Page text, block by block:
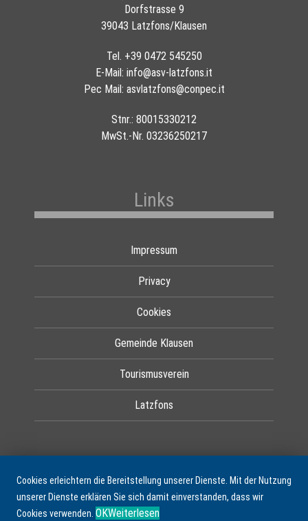
Dorfstrasse 9
39043 Latzfons/Klausen
Tel. +39 0472 545250
E-Mail: info@asv-latzfons.it
Pec Mail: asvlatzfons@conpec.it
Stnr.: 80015330212
MwSt.-Nr. 03236250217
Links
Impressum
Privacy
Cookies
Gemeinde Klausen
Tourismusverein
Latzfons
Cookies erleichtern die Bereitstellung unserer Dienste. Mit der Nutzung
unserer Dienste erklären Sie sich damit einverstanden, dass wir
Cookies verwenden. OKWeiterlesen